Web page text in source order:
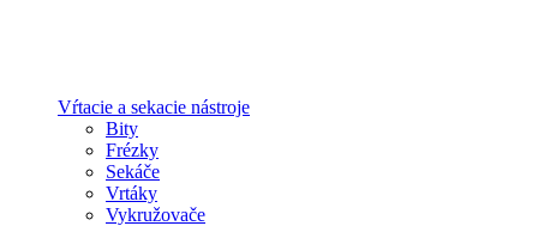
Vŕtacie a sekacie nástroje
Bity
Frézky
Sekáče
Vrtáky
Vykružovače